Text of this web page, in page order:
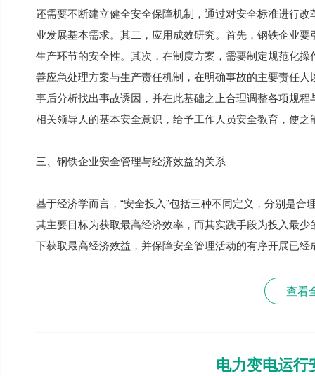
还需要不断建立健全安全保障机制，通过对安全标准进行
业发展基本需求。其二，应用成效研究。首先，钢铁企业
生产环节的安全性。其次，在制度方案，需要制定规范化
善应急处理方案与生产责任机制，在明确事故的主要责任
事后分析找出事故诱因，并在此基础之上合理调整各项规
相关领导人的基本安全意识，给予工作人员安全教育，使
三、钢铁企业安全管理与经济效益的关系
基于经济学而言，“安全投入”包括三种不同定义，分别是
其主要目标为获取最高经济效率，而其实践手段为投入最
下获取最高经济效益，并保障安全管理活动的有序开展已
查看
电力变电运行